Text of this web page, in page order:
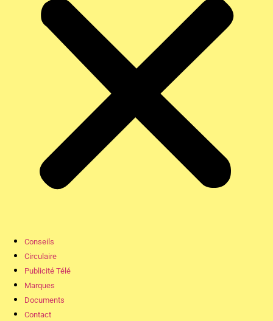
Conseils
Circulaire
Publicité Télé
Marques
Documents
Contact